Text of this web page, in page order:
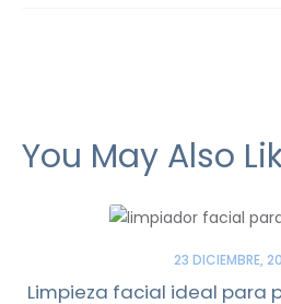
You May Also
23 DICIEMBRE,
Limpieza facial ideal para